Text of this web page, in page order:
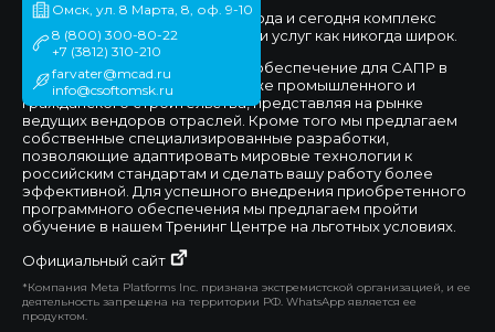
Омск, ул. 8 Марта, 8, оф. 9-10
8 (800) 300-80-22
+7 (3812) 310-210
farvater@mcad.ru
info@csoftomsk.ru
Мы работаем на рынке с 1994 года и сегодня комплекс
предлагаемых нами продуктов и услуг как никогда широк.
Мы предлагаем программное обеспечение для САПР в
сфере машиностроения, а также промышленного и
гражданского строительства, представляя на рынке
ведущих вендоров отраслей. Кроме того мы предлагаем
собственные специализированные разработки,
позволяющие адаптировать мировые технологии к
российским стандартам и сделать вашу работу более
эффективной. Для успешного внедрения приобретенного
программного обеспечения мы предлагаем пройти
обучение в нашем Тренинг Центре на льготных условиях.
Официальный сайт
*Компания Meta Platforms Inc. признана экстремистской организацией, и ее
деятельность запрещена на территории РФ. WhatsApp является ее
продуктом.